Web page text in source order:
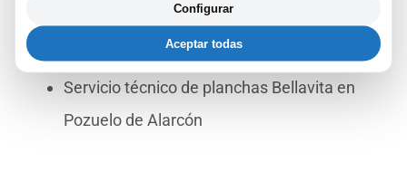
Servicio técnico de planchas Cecotec en
Pozuelo de Alarcón
Servicio técnico de planchas Bellavita en
Pozuelo de Alarcón
Configurar
Aceptar todas